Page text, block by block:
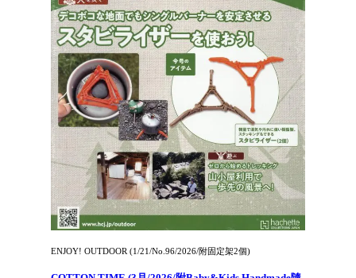
ENJOY! OUTDOOR (1/21/No.96/2026/附固定架2個)